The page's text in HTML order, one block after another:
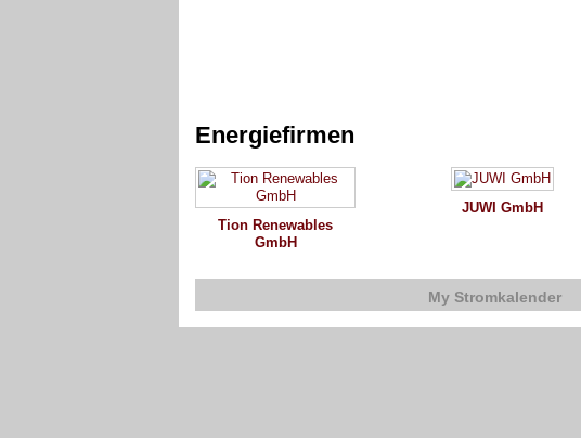
Energiefirmen
Tion Renewables
GmbH
JUWI GmbH
My Stromkalender